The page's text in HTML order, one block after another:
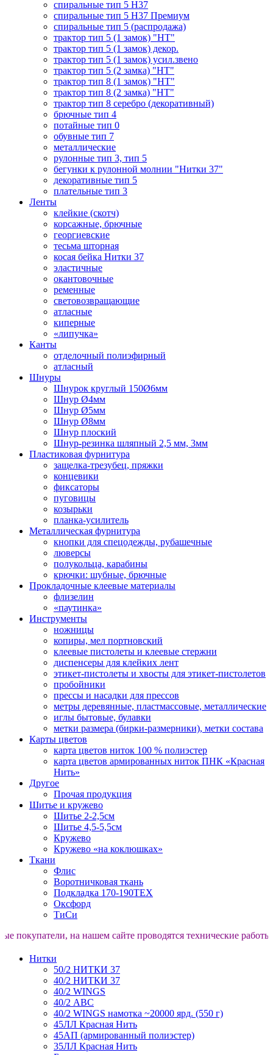
спиральные тип 5 Н37
спиральные тип 5 Н37 Премиум
спиральные тип 5 (распродажа)
трактор тип 5 (1 замок) "НТ"
трактор тип 5 (1 замок) декор.
трактор тип 5 (1 замок) усил.звено
трактор тип 5 (2 замка) "НТ"
трактор тип 8 (1 замок) "НТ"
трактор тип 8 (2 замка) "НТ"
трактор тип 8 серебро (декоративный)
брючные тип 4
потайные тип 0
обувные тип 7
металлические
рулонные тип 3, тип 5
бегунки к рулонной молнии "Нитки 37"
декоративные тип 5
плательные тип 3
Ленты
клейкие (скотч)
корсажные, брючные
георгиевские
тесьма шторная
косая бейка Нитки 37
эластичные
окантовочные
ременные
световозвращающие
атласные
киперные
«липучка»
Канты
отделочный полиэфирный
атласный
Шнуры
Шнурок круглый 150Ø6мм
Шнур Ø4мм
Шнур Ø5мм
Шнур Ø8мм
Шнур плоский
Шнур-резинка шляпный 2,5 мм, 3мм
Пластиковая фурнитура
защелка-трезубец, пряжки
концевики
фиксаторы
пуговицы
козырьки
планка-усилитель
Металлическая фурнитура
кнопки для спецодежды, рубашечные
люверсы
полукольца, карабины
крючки: шубные, брючные
Прокладочные клеевые материалы
флизелин
«паутинка»
Инструменты
ножницы
копиры, мел портновский
клеевые пистолеты и клеевые стержни
диспенсеры для клейких лент
этикет-пистолеты и хвосты для этикет-пистолетов
пробойники
прессы и насадки для прессов
метры деревянные, пластмассовые, металлические
иглы бытовые, булавки
метки размера (бирки-размерники), метки состава
Карты цветов
карта цветов ниток 100 % полиэстер
карта цветов армированных ниток ПНК «Красная
Нить»
Другое
Прочая продукция
Шитье и кружево
Шитье 2-2,5см
Шитье 4,5-5,5см
Кружево
Кружево «на коклюшках»
Ткани
Флис
Воротничковая ткань
Подкладка 170-190TEX
Оксфорд
ТиСи
на нашем сайте проводятся технические работы.
Нитки
50/2 НИТКИ 37
40/2 НИТКИ 37
40/2 WINGS
40/2 АВС
40/2 WINGS намотка ~20000 ярд. (550 г)
45ЛЛ Красная Нить
45АП (армированный полиэстер)
35ЛЛ Красная Нить